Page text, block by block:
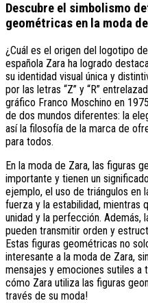
Descubre el simbolismo
geométricas en la moda
¿Cuál es el origen del logotipo
española Zara ha logrado
su identidad visual única y
por las letras “Z” y “R”
gráfico Franco Moschino en
de dos mundos diferentes: la
así la filosofía de la marca de
para todos.
En la moda de Zara, las figuras
importante y tienen un
ejemplo, el uso de triángulos en
fuerza y la estabilidad, mientras
unidad y la perfección. Además,
pueden transmitir orden y
Estas figuras geométricas no
interesante a la moda de Zara,
mensajes y emociones sutiles a
cómo Zara utiliza las figuras
través de su moda!